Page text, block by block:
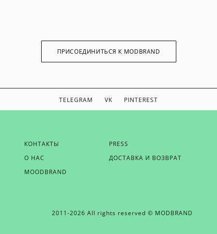
ПРИСОЕДИНИТЬСЯ К MODBRAND
TELEGRAM VK PINTEREST
КОНТАКТЫ
PRESS
О НАС
ДОСТАВКА И ВОЗВРАТ
MOODBRAND
2011-2026 All rights reserved © MODBRAND
ЕСЛИ ВЫ ХОТИТЕ БЫТЬ В КУРСЕ НАШИХ НОВОСТЕЙ,
ОТПРАВЬТЕ НАМ СВОЙ EMAIL
ОТПРАВИТЬ EMAIL